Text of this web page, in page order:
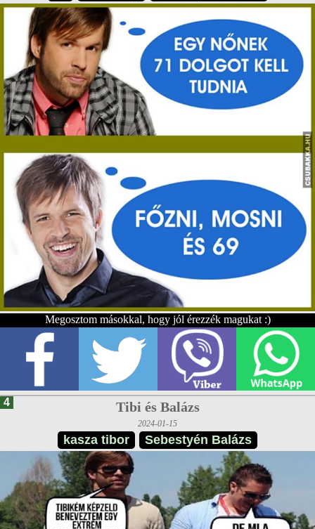
Megosztom másokkal, hogy jól érezzék magukat :)
4 Tibi és Balázs
2024-01-15
kasza tibor Sebestyén Balázs